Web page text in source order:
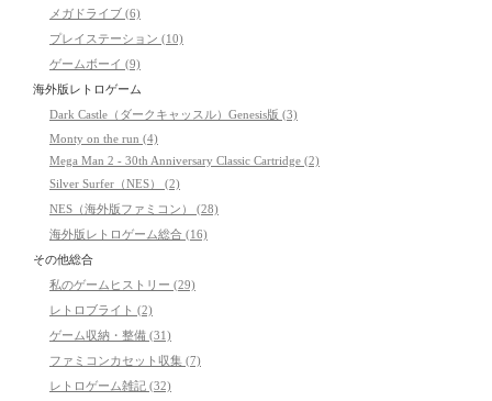
メガドライブ (6)
プレイステーション (10)
ゲームボーイ (9)
海外版レトロゲーム
Dark Castle（ダークキャッスル）Genesis版 (3)
Monty on the run (4)
Mega Man 2 - 30th Anniversary Classic Cartridge (2)
Silver Surfer（NES） (2)
NES（海外版ファミコン） (28)
海外版レトロゲーム総合 (16)
その他総合
私のゲームヒストリー (29)
レトロブライト (2)
ゲーム収納・整備 (31)
ファミコンカセット収集 (7)
レトロゲーム雑記 (32)